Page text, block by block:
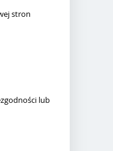
stron
lub